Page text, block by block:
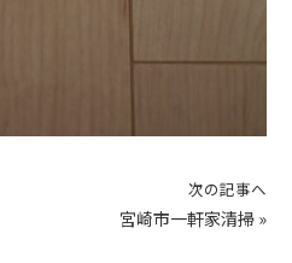
次の記事へ
宮崎市一軒家清掃 »